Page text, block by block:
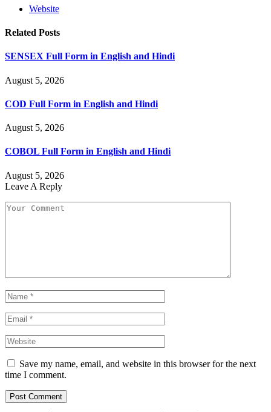
Website
Related Posts
SENSEX Full Form in English and Hindi
August 5, 2026
COD Full Form in English and Hindi
August 5, 2026
COBOL Full Form in English and Hindi
August 5, 2026
Leave A Reply
Save my name, email, and website in this browser for the next
time I comment.